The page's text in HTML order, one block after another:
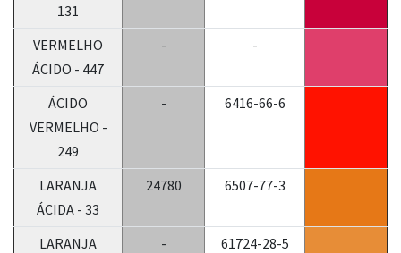
131
VERMELHO
ÁCIDO - 447
- -
ÁCIDO
VERMELHO -
249
- 6416-66-6
LARANJA
ÁCIDA - 33
24780 6507-77-3
LARANJA
- 61724-28-5